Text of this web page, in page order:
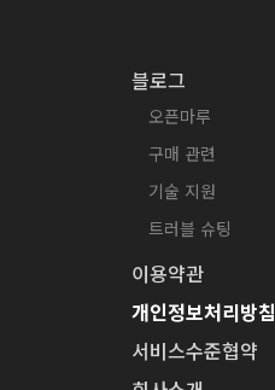
블로그
오픈마루
구매 관련
기술 지원
트러블 슈팅
이용약관
개인정보처리방침
서비스수준협약